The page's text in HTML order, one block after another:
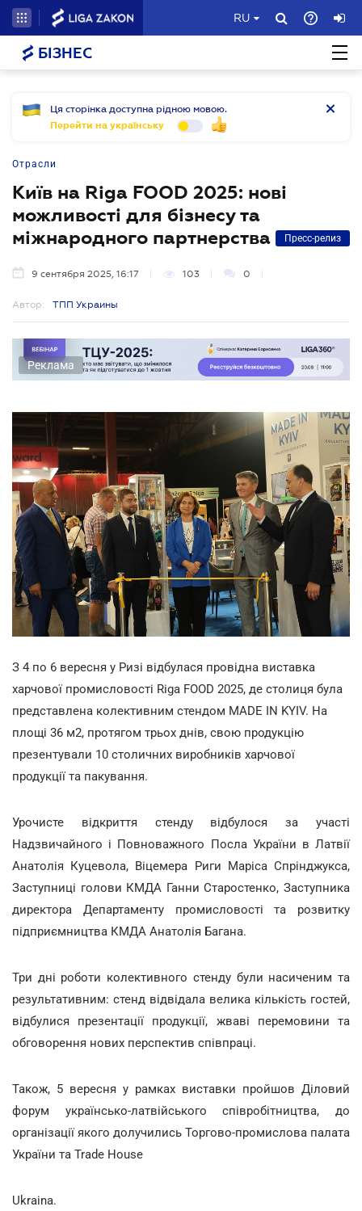
RU
БІЗНЕС
Ця сторінка доступна рідною мовою.
Перейти на українську
Отрасли
Київ на Riga FOOD 2025: нові
можливості для бізнесу та
міжнародного партнерства
Пресс-релиз
9 сентября 2025, 16:17 103 0
Автор: ТПП Украины
Реклама
З 4 по 6 вересня у Ризі відбулася провідна виставка
харчової промисловості Riga FOOD 2025, де столиця була
представлена колективним стендом MADE IN KYIV. На
площі 36 м2, протягом трьох днів, свою продукцію
презентували 10 столичних виробників харчової
продукції та пакування.
Урочисте відкриття стенду відбулося за участі
Надзвичайного і Повноважного Посла України в Латвії
Анатолія Куцевола, Віцемера Риги Маріса Спрінджукса,
Заступниці голови КМДА Ганни Старостенко, Заступника
директора Департаменту промисловості та розвитку
підприємництва КМДА Анатолія Багана.
Три дні роботи колективного стенду були насиченим та
результативним: стенд відвідала велика кількість гостей,
відбулися презентації продукції, жваві перемовини та
обговорення нових перспектив співпраці.
Також, 5 вересня у рамках виставки пройшов Діловий
форум українсько-латвійського співробітництва, до
організації якого долучились Торгово-промислова палата
України та Trade House
Ukraina.